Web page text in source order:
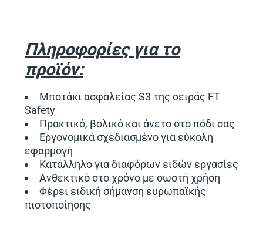
Πληροφορίες για το
προϊόν:
Μποτάκι ασφαλείας S3 της σειράς FT
Safety
Πρακτικό, βολικό και άνετο στο πόδι σας
Εργονομικά σχεδιασμένο για εύκολη
εφαρμογή
Κατάλληλο για διαφόρων ειδών εργασίες
Ανθεκτικό στο χρόνο με σωστή χρήση
Φέρει ειδική σήμανση ευρωπαϊκής
πιστοποίησης